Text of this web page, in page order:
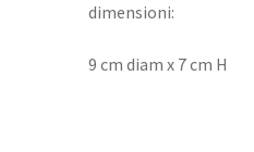
dimensioni:
9 cm diam x 7 cm H